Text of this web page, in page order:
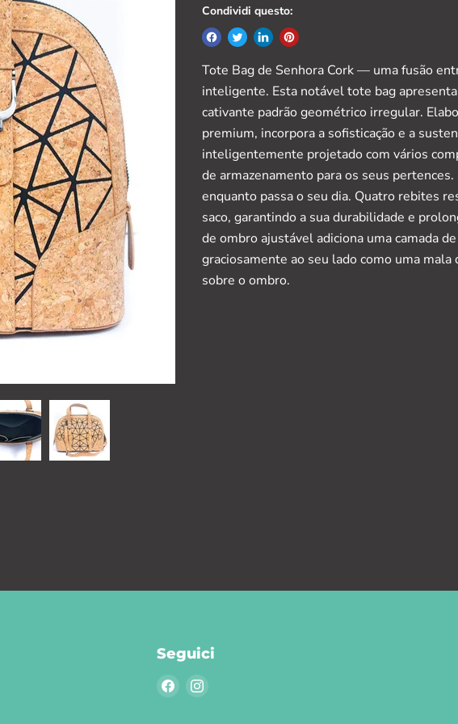
Condividi questo:
Tote Bag de Senhora Cork — uma fusão
inteligente. Esta notável tote bag
cativante padrão geométrico irregular.
premium, incorpora a sofisticação e a
inteligentemente projetado com vários
de armazenamento para os seus
enquanto passa o seu dia. Quatro rebites
saco, garantindo a sua durabilidade e
de ombro ajustável adiciona uma camada
graciosamente ao seu lado como uma
sobre o ombro.
Seguici
Trovaci